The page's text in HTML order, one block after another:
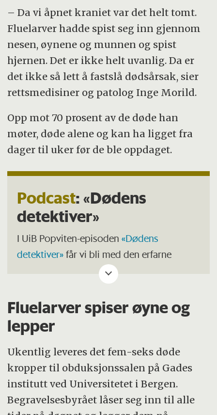
– Da vi åpnet kraniet var det helt tomt.
Fluelarver hadde spist seg inn gjennom
nesen, øynene og munnen og spist
hjernen. Det er ikke helt uvanlig. Da er
det ikke så lett å fastslå dødsårsak, sier
rettsmedisiner og patolog Inge Morild.
Opp mot 70 prosent av de døde han
møter, døde alene og kan ha ligget fra
dager til uker før de ble oppdaget.
Podcast: «Dødens
detektiver»
I UiB Popviten-episoden«Dødens
detektiver» får vi bli med den erfarne
rettsmedisineren på jobb. Du finner også
episoden nederst i denne artikkelen.
Fluelarver spiser øyne og
lepper
Ukentlig leveres det fem-seks døde
kropper til obduksjonssalen på Gades
institutt ved Universitetet i Bergen.
Begravelsesbyrået låser seg inn til alle